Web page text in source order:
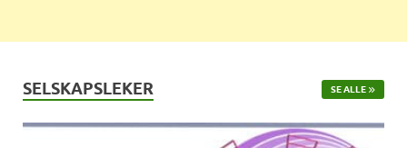
SELSKAPSLEKER SE ALLE